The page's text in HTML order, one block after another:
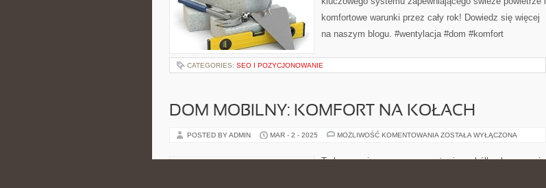
komfortowe warunki przez cały rok! Dowiedz się więcej
na naszym blogu. #wentylacja #dom #komfort
CATEGORIES: SEO I POZYCJONOWANIE
DOM MOBILNY: KOMFORT NA KOŁACH
POSTED BY ADMIN MAR - 2 - 2025 MOŻLIWOŚĆ KOMENTOWANIA DOM
NA
ZOSTAŁA WYŁĄCZONA
Ta koncepcja nowoczesnego życia na kółkach zapewnia